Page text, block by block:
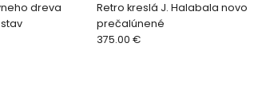
dreva
Retro kreslá J. Halabala novo
prečalúnené
375.00 €